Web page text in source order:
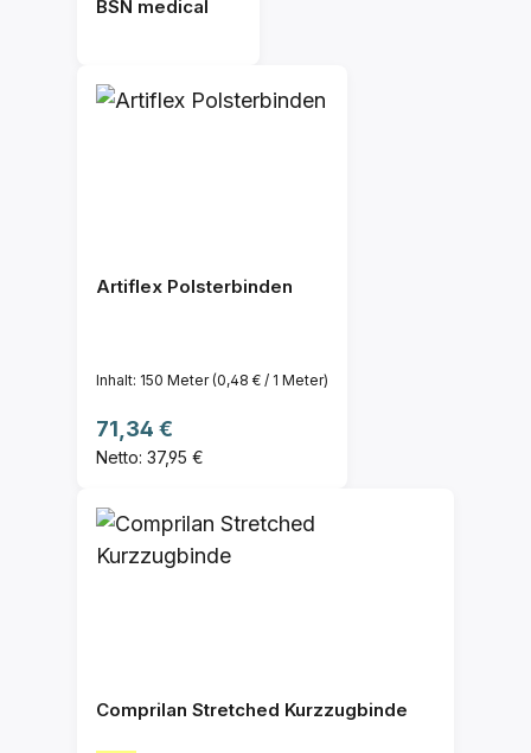
BSN medical
Artiflex Polsterbinden
Inhalt: 150 Meter(0,48 € / 1 Meter)
Regulärer Preis:
71,34 €
Netto: 37,95 €
Comprilan Stretched Kurzzugbinde